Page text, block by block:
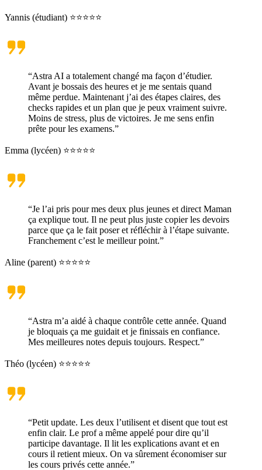
Yannis (étudiant) ⭐⭐⭐⭐⭐
“Astra AI a totalement changé ma façon d’étudier.
Avant je bossais des heures et je me sentais quand
même perdue. Maintenant j’ai des étapes claires, des
checks rapides et un plan que je peux vraiment suivre.
Moins de stress, plus de victoires. Je me sens enfin
prête pour les examens.”
Emma (lycéen) ⭐⭐⭐⭐⭐
“Je l’ai pris pour mes deux plus jeunes et direct Maman
ça explique tout. Il ne peut plus juste copier les devoirs
parce que ça le fait poser et réfléchir à l’étape suivante.
Franchement c’est le meilleur point.”
Aline (parent) ⭐⭐⭐⭐⭐
“Astra m’a aidé à chaque contrôle cette année. Quand
je bloquais ça me guidait et je finissais en confiance.
Mes meilleures notes depuis toujours. Respect.”
Théo (lycéen) ⭐⭐⭐⭐⭐
“Petit update. Les deux l’utilisent et disent que tout est
enfin clair. Le prof a même appelé pour dire qu’il
participe davantage. Il lit les explications avant et en
cours il retient mieux. On va sûrement économiser sur
les cours privés cette année.”